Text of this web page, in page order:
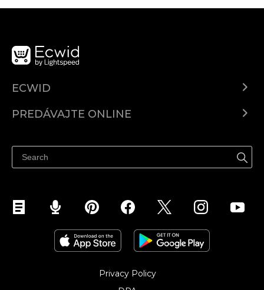
ECWID
Cenník
PREDÁVAJTE ONLINE
Predávajte na Facebook
Predávať na Instagram
Privacy Policy